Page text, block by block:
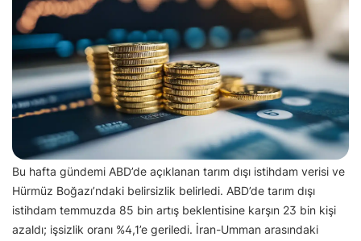
Bu hafta gündemi ABD’de açıklanan tarım dışı istihdam verisi ve
Hürmüz Boğazı’ndaki belirsizlik belirledi. ABD’de tarım dışı
istihdam temmuzda 85 bin artış beklentisine karşın 23 bin kişi
azaldı; işsizlik oranı %4,1’e geriledi. İran-Umman arasındaki